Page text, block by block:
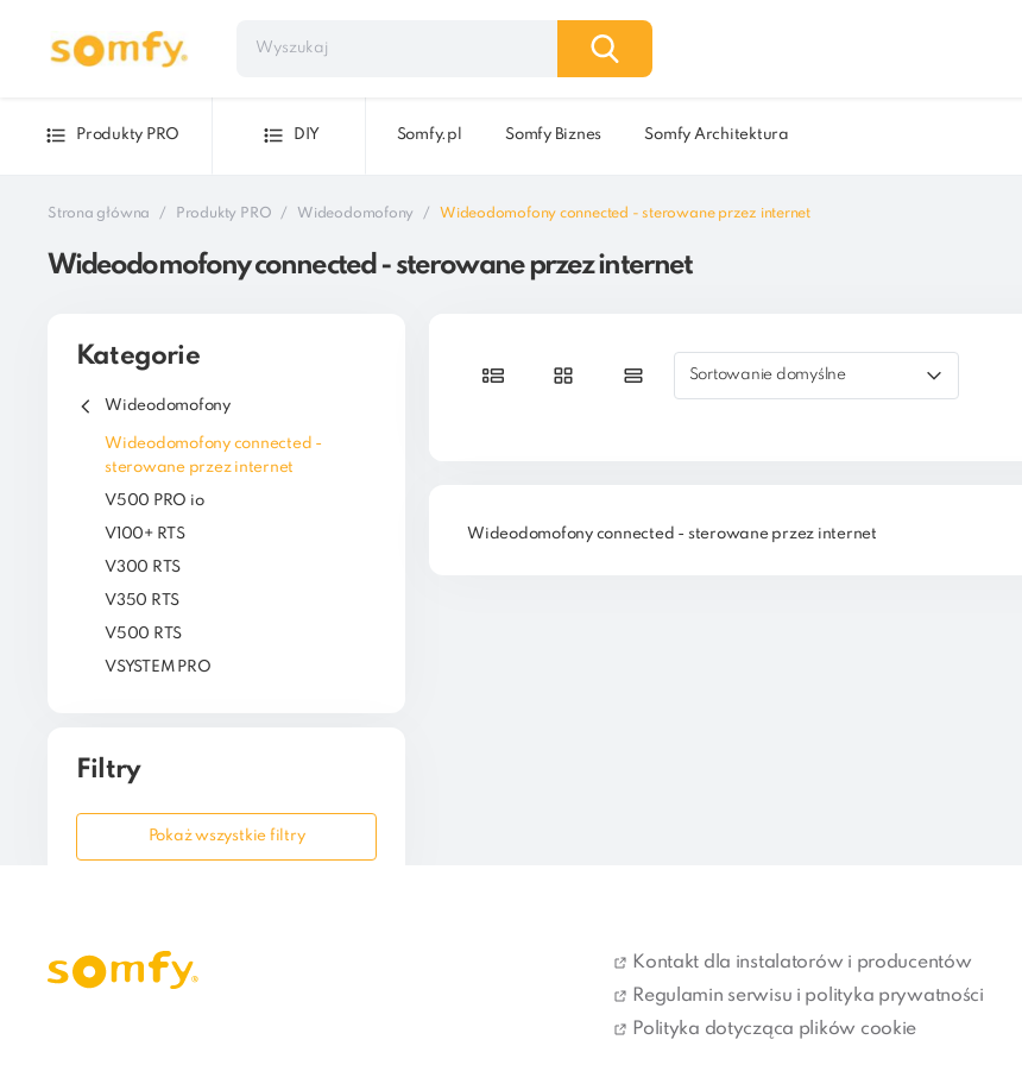
Produkty PRO DIY Somfy.pl Somfy Biznes Somfy Architektura
Strona główna Produkty PRO Wideodomofony Wideodomofony connected - sterowane przez internet
Wideodomofony connected - sterowane przez internet
Kategorie
Wideodomofony
Wideodomofony connected -
sterowane przez internet
V500 PRO io
V100+ RTS
V300 RTS
V350 RTS
V500 RTS
VSYSTEM PRO
Filtry
Pokaż wszystkie filtry
Sortowanie domyślne
Wideodomofony connected - sterowane przez internet
Kontakt dla instalatorów i producentów
Regulamin serwisu i polityka prywatności
Polityka dotycząca plików cookie